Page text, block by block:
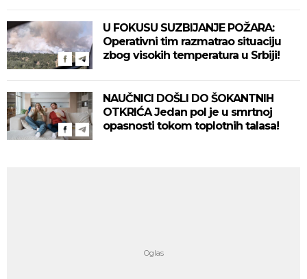
U FOKUSU SUZBIJANJE POŽARA:
Operativni tim razmatrao situaciju
zbog visokih temperatura u Srbiji!
NAUČNICI DOŠLI DO ŠOKANTNIH
OTKRIĆA Jedan pol je u smrtnoj
opasnosti tokom toplotnih talasa!